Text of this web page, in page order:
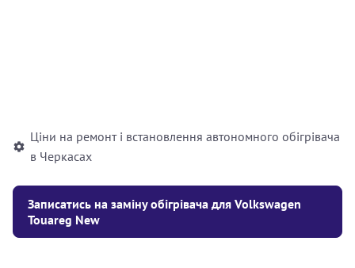
Ціни на ремонт і встановлення автономного обігрівача
в Черкасах
Записатись на заміну обігрівача для Volkswagen
Touareg New